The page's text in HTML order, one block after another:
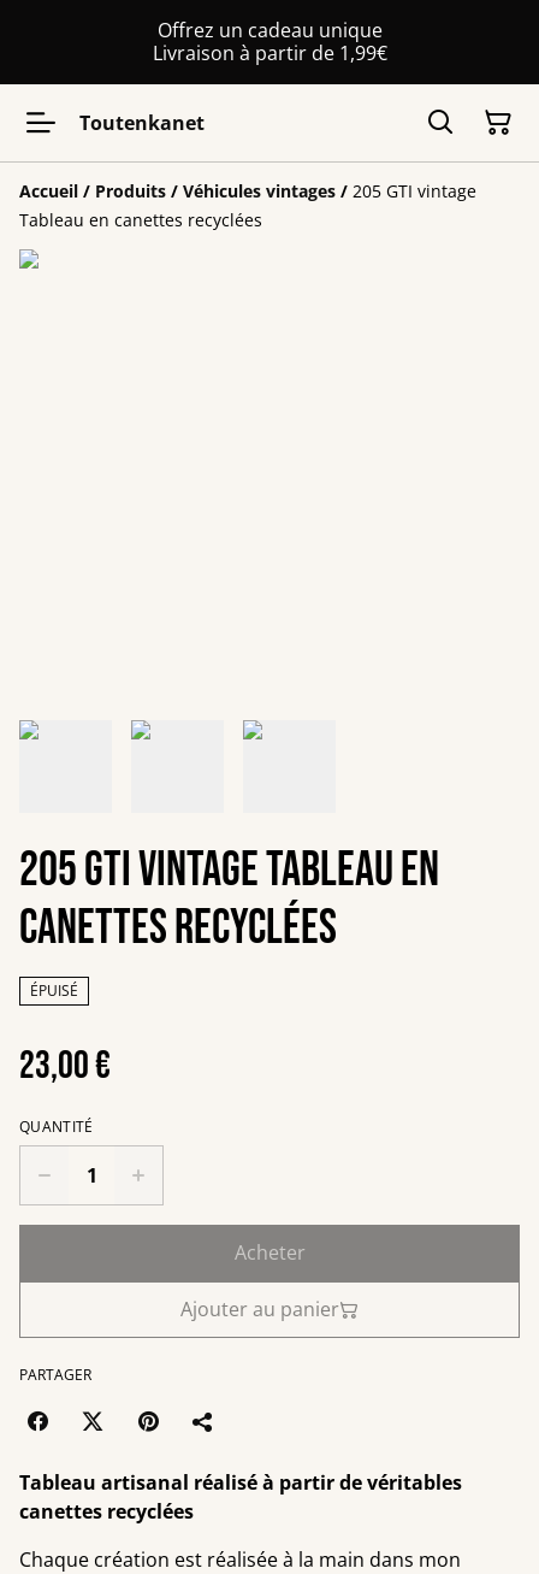
Offrez un cadeau unique
Livraison à partir de 1,99€
Toutenkanet
Accueil / Produits / Véhicules vintages / 205 GTI vintage
Tableau en canettes recyclées
205 GTI vintage Tableau en
canettes recyclées
ÉPUISÉ
23,00 €
QUANTITÉ
Acheter
Ajouter au panier
PARTAGER
Tableau artisanal réalisé à partir de véritables
canettes recyclées
Chaque création est réalisée à la main dans mon